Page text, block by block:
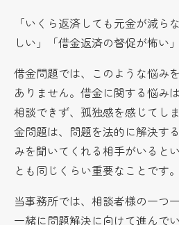
「いくら返済しても元金が減ら
しい」「借金返済の督促が怖い」
借金問題では、このような悩み
ありません。借金に関する悩み
相談できず、孤独感を感じてし
金問題は、問題を法的に解決す
みを聞いてくれる相手がいると
とも同じくらい重要なことです。
当事務所では、相談者様の一つ
一緒に問題解決に向けて進んで